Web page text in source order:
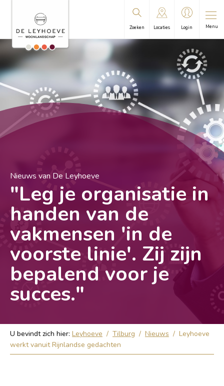
Zoeken Locaties Login Menu
Nieuws van De Leyhoeve
"Leg je organisatie in
handen van de
vakmensen 'in de
voorste linie'. Zij zijn
bepalend voor je
succes."
U bevindt zich hier: Leyhoeve / Tilburg / Nieuws / Leyhoeve
werkt vanuit Rijnlandse gedachten